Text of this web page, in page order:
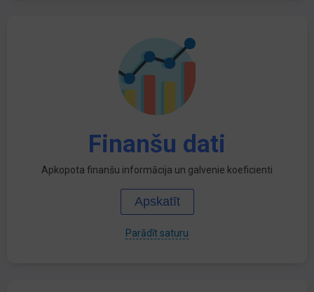
Finanšu dati
Apkopota finanšu informācija un galvenie koeficienti
Apskatīt
Parādīt saturu